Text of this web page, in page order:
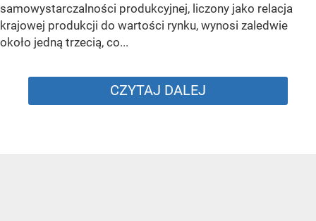
samowystarczalności produkcyjnej, liczony jako relacja
krajowej produkcji do wartości rynku, wynosi zaledwie
około jedną trzecią, co...
CZYTAJ DALEJ